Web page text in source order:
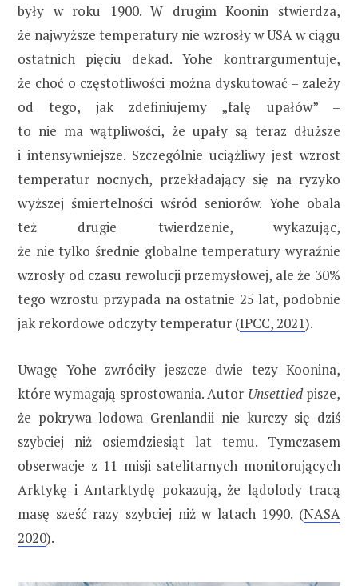
były w roku 1900. W drugim Koonin stwierdza,
że najwyższe temperatury nie wzrosły w USA w ciągu
ostatnich pięciu dekad. Yohe kontrargumentuje,
że choć o częstotliwości można dyskutować – zależy
od tego, jak zdefiniujemy „falę upałów” –
to nie ma wątpliwości, że upały są teraz dłuższe
i intensywniejsze. Szczególnie uciążliwy jest wzrost
temperatur nocnych, przekładający się na ryzyko
wyższej śmiertelności wśród seniorów. Yohe obala
też drugie twierdzenie, wykazując,
że nie tylko średnie globalne temperatury wyraźnie
wzrosły od czasu rewolucji przemysłowej, ale że 30%
tego wzrostu przypada na ostatnie 25 lat, podobnie
jak rekordowe odczyty temperatur (IPCC, 2021).
Uwagę Yohe zwróciły jeszcze dwie tezy Koonina,
które wymagają sprostowania. Autor Unsettledpisze,
że pokrywa lodowa Grenlandii nie kurczy się dziś
szybciej niż osiemdziesiąt lat temu. Tymczasem
obserwacje z 11 misji satelitarnych monitorujących
Arktykę i Antarktydę pokazują, że lądolody tracą
masę sześć razy szybciej niż w latach 1990. (NASA
2020).